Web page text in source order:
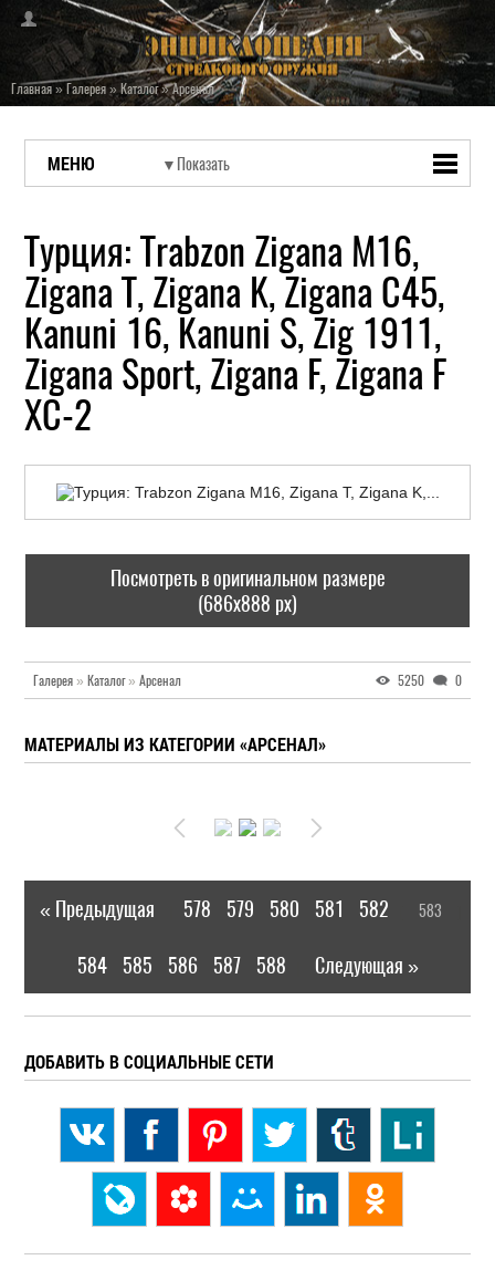
Главная»Галерея»Каталог»Арсенал
МЕНЮ
Турция: Trabzon Zigana M16,
Zigana T, Zigana K, Zigana C45,
Kanuni 16, Kanuni S, Zig 1911,
Zigana Sport, Zigana F, Zigana F
XC-2
Посмотреть в оригинальном размере
(686x888 px)
Галерея » Каталог» Арсенал 5250 0
МАТЕРИАЛЫ ИЗ КАТЕГОРИИ «АРСЕНАЛ»
« Предыдущая 578 579 580 581 582 583
584 585 586 587 588 Следующая »
ДОБАВИТЬ В СОЦИАЛЬНЫЕ СЕТИ